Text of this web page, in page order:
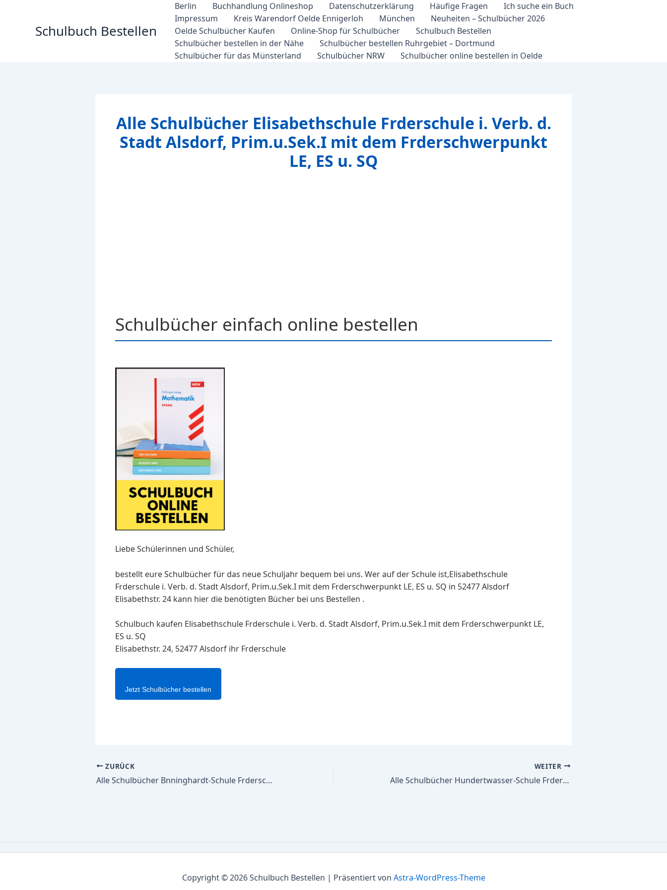
Schulbuch Bestellen
Berlin Buchhandlung Onlineshop Datenschutzerklärung Häufige Fragen
Ich suche ein Buch
Impressum
Kreis Warendorf Oelde Ennigerloh München
Neuheiten – Schulbücher 2026
Oelde Schulbücher Kaufen
Online-Shop für Schulbücher
Schulbuch Bestellen
Schulbücher bestellen in der Nähe
Schulbücher bestellen Ruhrgebiet – Dortmund
Schulbücher für das Münsterland
Schulbücher NRW Schulbücher online bestellen in Oelde
Alle Schulbücher Elisabethschule Frderschule i. Verb. d.
Stadt Alsdorf, Prim.u.Sek.I mit dem Frderschwerpunkt
LE, ES u. SQ
Schulbücher einfach online bestellen
Liebe Schülerinnen und Schüler,
bestellt eure Schulbücher für das neue Schuljahr bequem bei uns. Wer auf der Schule ist,Elisabethschule
Frderschule i. Verb. d. Stadt Alsdorf, Prim.u.Sek.I mit dem Frderschwerpunkt LE, ES u. SQ in 52477 Alsdorf
Elisabethstr. 24 kann hier die benötigten Bücher bei uns Bestellen .
Schulbuch kaufen Elisabethschule Frderschule i. Verb. d. Stadt Alsdorf, Prim.u.Sek.I mit dem Frderschwerpunkt LE,
ES u. SQ
Elisabethstr. 24, 52477 Alsdorf ihr Frderschule
Jetzt Schulbücher bestellen
ZURÜCK
Alle Schulbücher Bnninghardt-Schule Frderschule des Kreises Wesel mit dem Frderschwerpunkt Geistige Entwicklung
WEITER
Alle Schulbücher Hundertwasser-Schule Frderschule des Mrkischen Kreises mit dem Frderschwerpunkt Lernen u. Sprache ? Primar- und Sekundarstufe I
Copyright © 2026 Schulbuch Bestellen | Präsentiert von Astra-WordPress-Theme